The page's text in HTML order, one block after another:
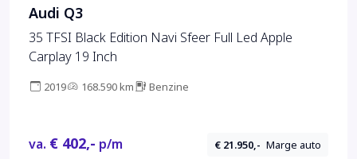
Audi Q3
35 TFSI Black Edition Navi Sfeer Full Led Apple
Carplay 19 Inch
2019 168.590 km Benzine
va. € 402,- p/m € 21.950,- Marge auto